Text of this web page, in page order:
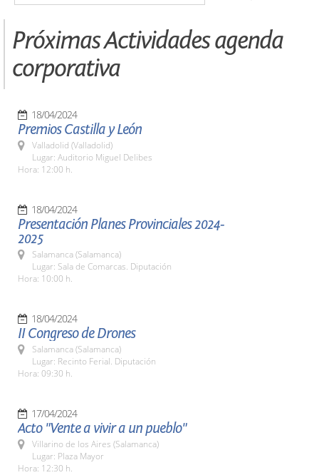
Próximas Actividades agenda
corporativa
18/04/2024
Premios Castilla y León
Valladolid (Valladolid)
Lugar: Auditorio Miguel Delibes
Hora: 12:00 h.
18/04/2024
Presentación Planes Provinciales 2024-
2025
Salamanca (Salamanca)
Lugar: Sala de Comarcas. Diputación
Hora: 10:00 h.
18/04/2024
II Congreso de Drones
Salamanca (Salamanca)
Lugar: Recinto Ferial. Diputación
Hora: 09:30 h.
17/04/2024
Acto "Vente a vivir a un pueblo"
Villarino de los Aires (Salamanca)
Lugar: Plaza Mayor
Hora: 12:30 h.